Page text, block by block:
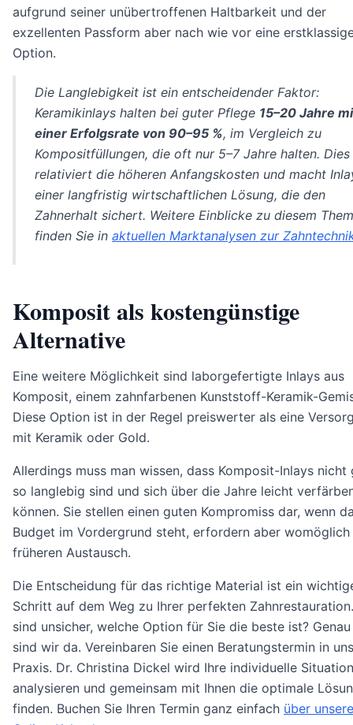
aufgrund seiner unübertroffenen Haltbarkeit und der
exzellenten Passform aber nach wie vor eine
Option.
Die Langlebigkeit ist ein entscheidender Faktor:
Keramikinlays halten bei guter Pflege 15–20 Jahre
einer Erfolgsrate von 90–95 %, im Vergleich zu
Kompositfüllungen, die oft nur 5–7 Jahre halten. Dies
relativiert die höheren Anfangskosten und macht
einer langfristig wirtschaftlichen Lösung, die den
Zahnerhalt sichert. Weitere Einblicke zu diesem
finden Sie in aktuellen Marktanalysen zur
Komposit als kostengünstige
Alternative
Eine weitere Möglichkeit sind laborgefertigte Inlays aus
Komposit, einem zahnfarbenen Kunststoff-Keramik-
Diese Option ist in der Regel preiswerter als eine
mit Keramik oder Gold.
Allerdings muss man wissen, dass Komposit-Inlays nicht
so langlebig sind und sich über die Jahre leicht
können. Sie stellen einen guten Kompromiss dar, wenn
Budget im Vordergrund steht, erfordern aber womöglich
früheren Austausch.
Die Entscheidung für das richtige Material ist ein
Schritt auf dem Weg zu Ihrer perfekten
sind unsicher, welche Option für Sie die beste ist?
sind wir da. Vereinbaren Sie einen Beratungstermin in
Praxis. Dr. Christina Dickel wird Ihre individuelle Situation
analysieren und gemeinsam mit Ihnen die optimale
finden. Buchen Sie Ihren Termin ganz einfach über